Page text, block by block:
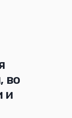
во
и